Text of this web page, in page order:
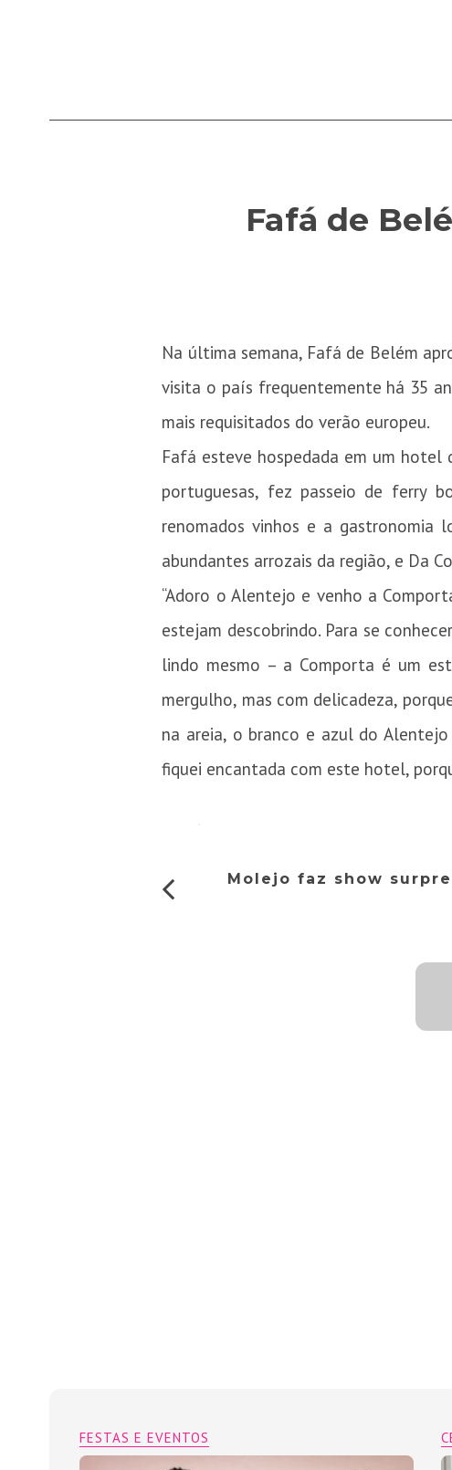
Fafá de
Na última semana, Fafá de Belém
visita o país frequentemente há 35
mais requisitados do verão europeu.
Fafá esteve hospedada em um
portuguesas, fez passeio de ferry
renomados vinhos e a gastronomia
abundantes arrozais da região, e Da
“Adoro o Alentejo e venho a
estejam descobrindo. Para se
lindo mesmo – a Comporta é um
mergulho, mas com delicadeza,
na areia, o branco e azul do
fiquei encantada com este hotel,
Molejo faz show
FESTAS E EVENTOS